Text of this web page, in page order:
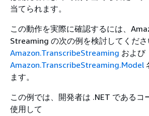
当てられます。
この動作を実際に確認するには、
Streaming の次の例を検討してくださ
Amazon.TranscribeStreaming および
Amazon.TranscribeStreaming.Model
ます。
この例では、開発者は .NET であるコ
使用して